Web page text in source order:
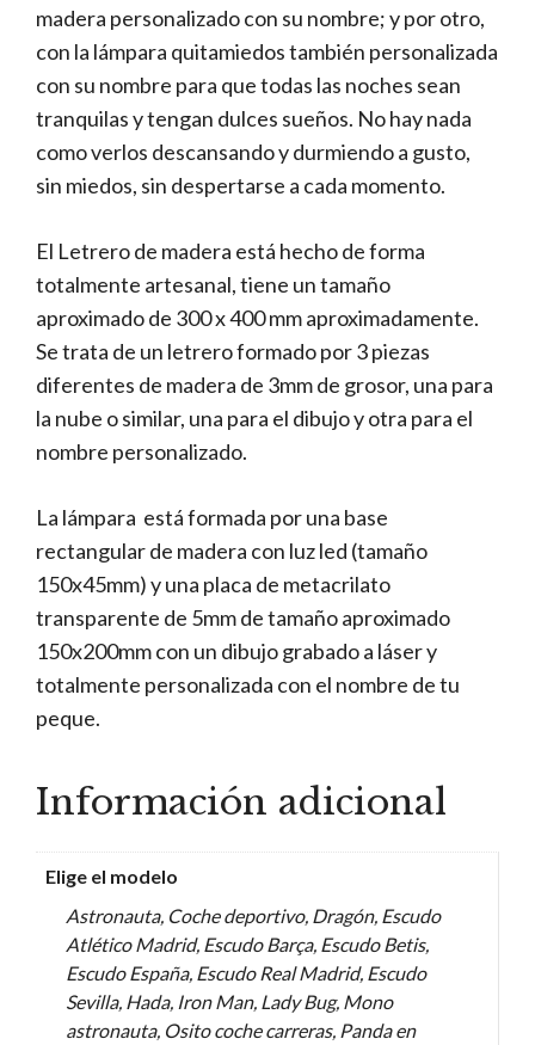
madera personalizado con su nombre; y por otro,
con la lámpara quitamiedos también personalizada
con su nombre para que todas las noches sean
tranquilas y tengan dulces sueños. No hay nada
como verlos descansando y durmiendo a gusto,
sin miedos, sin despertarse a cada momento.
El Letrero de madera está hecho de forma
totalmente artesanal, tiene un tamaño
aproximado de 300 x 400 mm aproximadamente.
Se trata de un letrero formado por 3 piezas
diferentes de madera de 3mm de grosor, una para
la nube o similar, una para el dibujo y otra para el
nombre personalizado.
La lámpara está formada por una base
rectangular de madera con luz led (tamaño
150x45mm) y una placa de metacrilato
transparente de 5mm de tamaño aproximado
150x200mm con un dibujo grabado a láser y
totalmente personalizada con el nombre de tu
peque.
Información adicional
Elige el modelo
Astronauta, Coche deportivo, Dragón, Escudo
Atlético Madrid, Escudo Barça, Escudo Betis,
Escudo España, Escudo Real Madrid, Escudo
Sevilla, Hada, Iron Man, Lady Bug, Mono
astronauta, Osito coche carreras, Panda en